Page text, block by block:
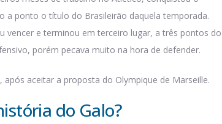
a ponto o título do Brasileirão daquela temporada.
vencer e terminou em terceiro lugar, a três pontos do
porém pecava muito na hora de defender.
aceitar a proposta do Olympique de Marseille.
do Galo?